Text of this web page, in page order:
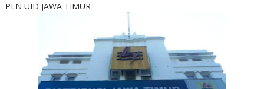
PLN UID JAWA TIMUR